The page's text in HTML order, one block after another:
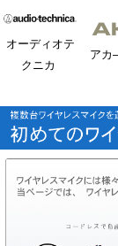
オーディオテ
クニカ
ア